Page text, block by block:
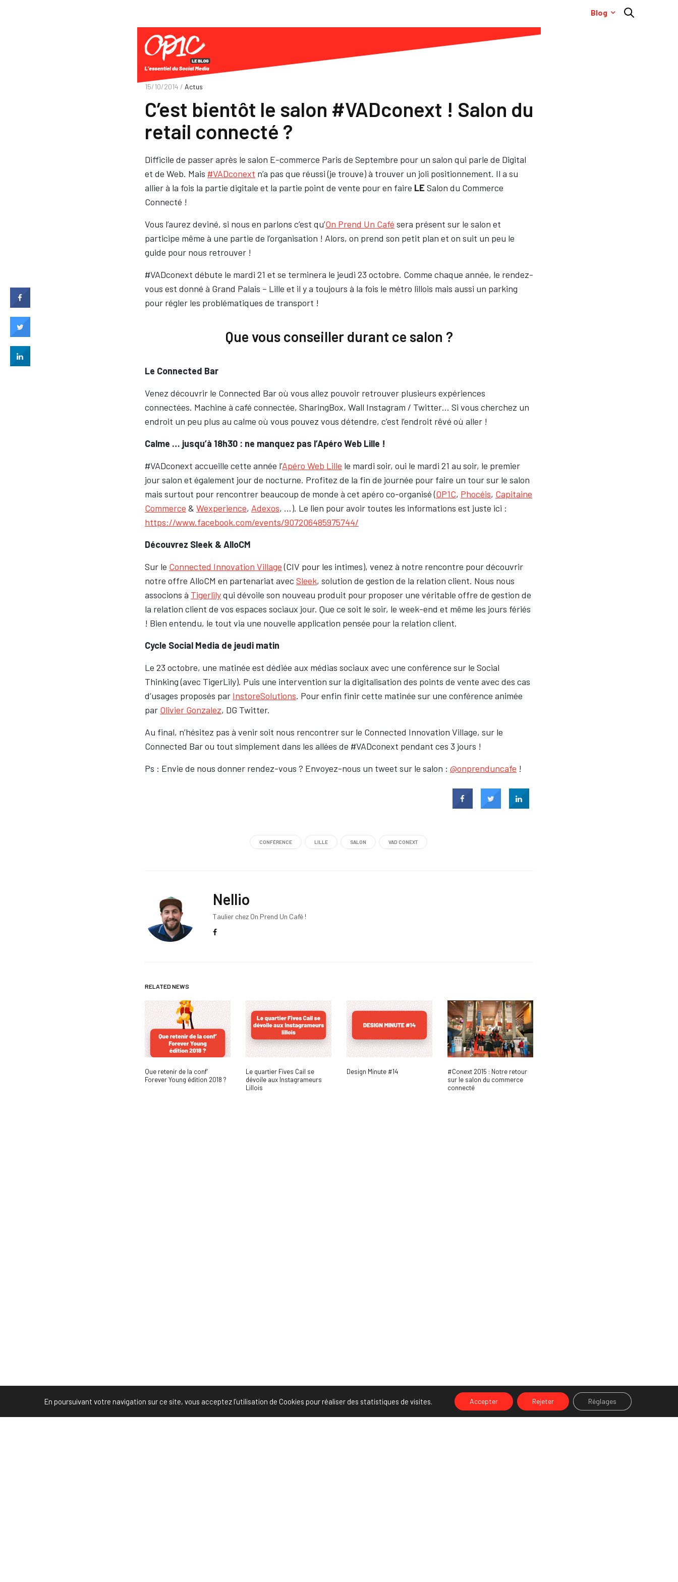
Blog
15/10/2014 / Actus
C’est bientôt le salon #VADconext ! Salon du
retail connecté ?
Difficile de passer après le salon E-commerce Paris de Septembre pour un salon qui parle de Digital
et de Web. Mais #VADconext n’a pas que réussi (je trouve) à trouver un joli positionnement. Il a su
allier à la fois la partie digitale et la partie point de vente pour en faire LE Salon du Commerce
Connecté !
Vous l’aurez deviné, si nous en parlons c’est qu’On Prend Un Café sera présent sur le salon et
participe même à une partie de l’organisation ! Alors, on prend son petit plan et on suit un peu le
guide pour nous retrouver !
#VADconext débute le mardi 21 et se terminera le jeudi 23 octobre. Comme chaque année, le rendez-
vous est donné à Grand Palais – Lille et il y a toujours à la fois le métro lillois mais aussi un parking
pour régler les problématiques de transport !
Que vous conseiller durant ce salon ?
Le Connected Bar
Venez découvrir le Connected Bar où vous allez pouvoir retrouver plusieurs expériences
connectées. Machine à café connectée, SharingBox, Wall Instagram / Twitter… Si vous cherchez un
endroit un peu plus au calme où vous pouvez vous détendre, c’est l’endroit rêvé où aller !
Calme … jusqu’à 18h30 : ne manquez pas l’Apéro Web Lille !
#VADconext accueille cette année l’Apéro Web Lille le mardi soir, oui le mardi 21 au soir, le premier
jour salon et également jour de nocturne. Profitez de la fin de journée pour faire un tour sur le salon
mais surtout pour rencontrer beaucoup de monde à cet apéro co-organisé (OP1C, Phocéis, Capitaine
Commerce & Wexperience, Adexos, …). Le lien pour avoir toutes les informations est juste ici :
https://www.facebook.com/events/907206485975744/
Découvrez Sleek & AlloCM
Sur le Connected Innovation Village(CIV pour les intimes), venez à notre rencontre pour découvrir
notre offre AlloCM en partenariat avec Sleek, solution de gestion de la relation client. Nous nous
associons à Tigerlilyqui dévoile son nouveau produit pour proposer une véritable offre de gestion de
la relation client de vos espaces sociaux jour. Que ce soit le soir, le week-end et même les jours fériés
! Bien entendu, le tout via une nouvelle application pensée pour la relation client.
Cycle Social Media de jeudi matin
Le 23 octobre, une matinée est dédiée aux médias sociaux avec une conférence sur le Social
Thinking (avec TigerLily). Puis une intervention sur la digitalisation des points de vente avec des cas
d’usages proposés par InstoreSolutions. Pour enfin finir cette matinée sur une conférence animée
par Olivier Gonzalez, DG Twitter.
Au final, n’hésitez pas à venir soit nous rencontrer sur le Connected Innovation Village, sur le
Connected Bar ou tout simplement dans les allées de #VADconext pendant ces 3 jours !
Ps : Envie de nous donner rendez-vous ? Envoyez-nous un tweet sur le salon : @onprenduncafe !
CONFÉRENCE LILLE SALON VAD CONEXT
Nellio
Taulier chez On Prend Un Café !
RELATED NEWS
Que retenir de la conf’
Forever Young édition 2018 ?
Le quartier Fives Cail se
dévoile aux Instagrameurs
Lillois
Design Minute #14
#Conext 2015 : Notre retour
sur le salon du commerce
connecté
En poursuivant votre navigation sur ce site, vous acceptez l’utilisation de Cookies pour réaliser des statistiques de visites. Accepter Rejeter Réglages